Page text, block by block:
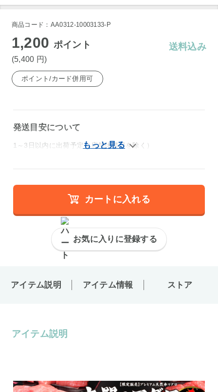
商品コード：AA0312-10003133-P
1,200 ポイント
(5,400 円)
送料込み
ポイント/カード併用可
発送目安について
1～3日以内に出荷予定（店舗休業日を除く）
カートに入れる
お気に入りに登録する
アイテム説明 アイテム情報 ストア
アイテム説明